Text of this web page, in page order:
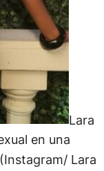
Lara
en una
Lara